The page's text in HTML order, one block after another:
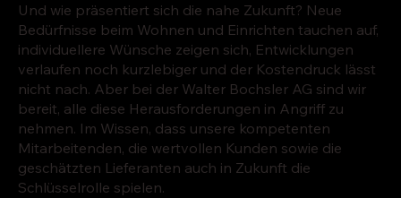
Und wie präsentiert sich die nahe Zukunft? Neue
Bedürfnisse beim Wohnen und Einrichten tauchen auf,
individuellere Wünsche zeigen sich, Entwicklungen
verlaufen noch kurzlebiger und der Kostendruck lässt
nicht nach. Aber bei der Walter Bochsler AG sind wir
bereit, alle diese Herausforderungen in Angriff zu
nehmen. Im Wissen, dass unsere kompetenten
Mitarbeitenden, die wertvollen Kunden sowie die
geschätzten Lieferanten auch in Zukunft die
Schlüsselrolle spielen.